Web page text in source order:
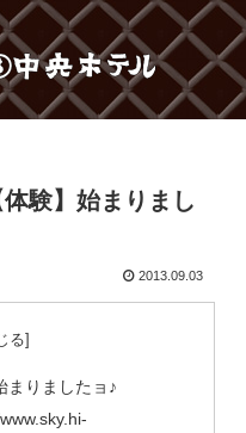
験】始まりまし
2013.09.03
まりましたョ♪